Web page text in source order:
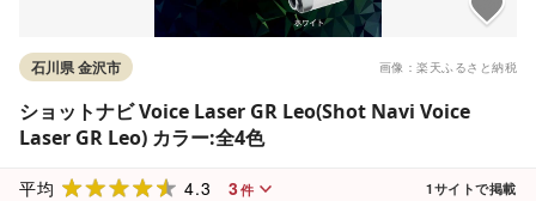
画像：楽天ふるさと納税
石川県 金沢市
ショットナビ Voice Laser GR Leo(Shot Navi Voice
Laser GR Leo) カラー:全4色
平均 4.3 3件 1サイトで掲載